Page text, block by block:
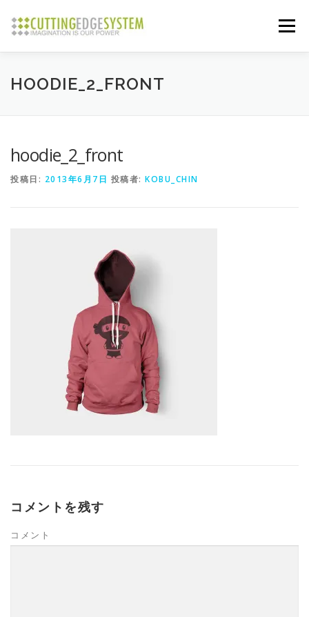
メニュー
ABOUT SERVICES NEWS
HOODIE_2_FRONT
hoodie_2_front
投稿日: 2013年6月7日 投稿者: KOBU_CHIN
コメントを残す
コメント